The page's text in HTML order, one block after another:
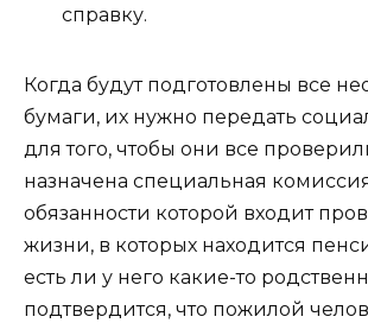
справку.
Когда будут подготовлены все
бумаги, их нужно передать
для того, чтобы они все
назначена специальная
обязанности которой входит
жизни, в которых находится
есть ли у него какие-то
подтвердится, что пожилой